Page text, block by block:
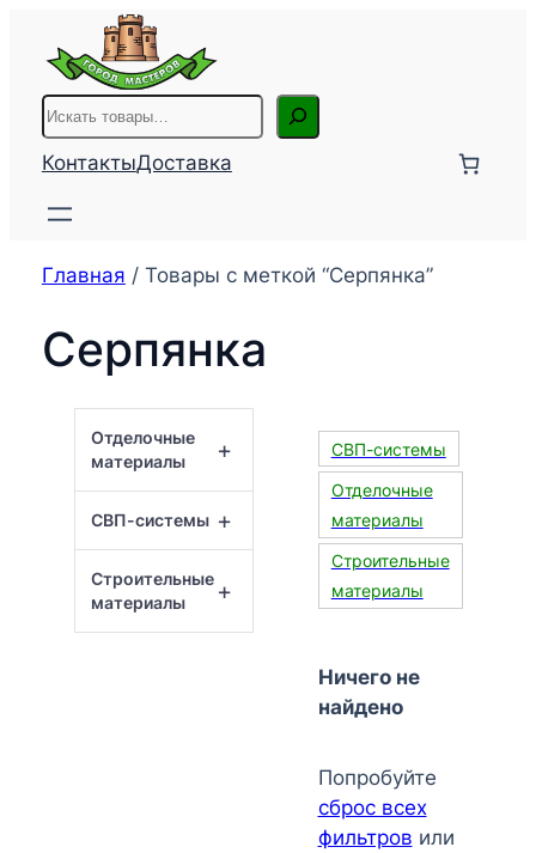
содержимому
Поиск
КонтактыДоставка
Главная / Товары с меткой “Серпянка”
Серпянка
+
Отделочные
материалы
+
СВП-системы
+
Строительные
материалы
СВП-системы
Отделочные
материалы
Строительные
материалы
Ничего не
найдено
Попробуйте
сброс всех
фильтров или